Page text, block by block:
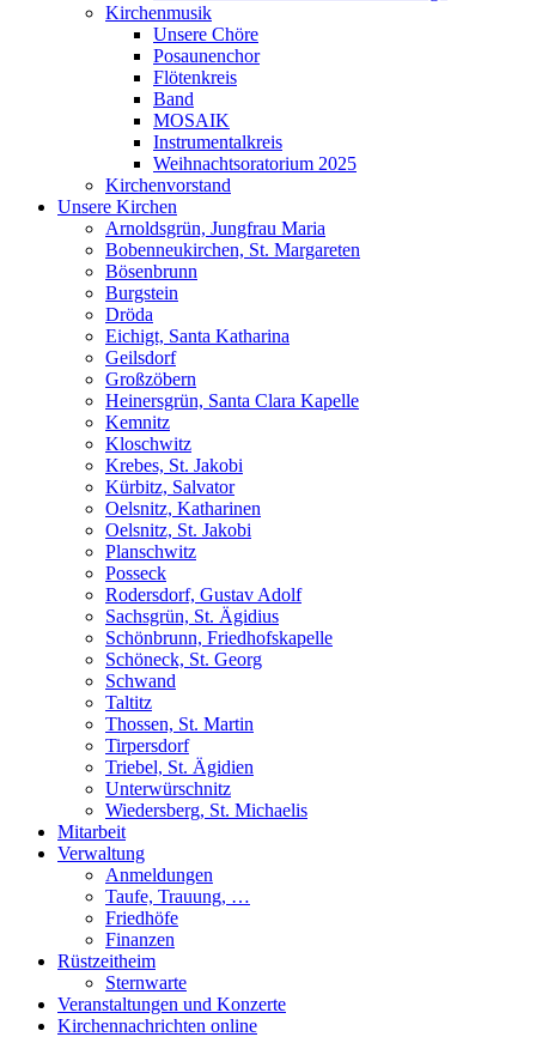
Kirchenmusik
Unsere Chöre
Posaunenchor
Flötenkreis
Band
MOSAIK
Instrumentalkreis
Weihnachtsoratorium 2025
Kirchenvorstand
Unsere Kirchen
Arnoldsgrün, Jungfrau Maria
Bobenneukirchen, St. Margareten
Bösenbrunn
Burgstein
Dröda
Eichigt, Santa Katharina
Geilsdorf
Großzöbern
Heinersgrün, Santa Clara Kapelle
Kemnitz
Kloschwitz
Krebes, St. Jakobi
Kürbitz, Salvator
Oelsnitz, Katharinen
Oelsnitz, St. Jakobi
Planschwitz
Posseck
Rodersdorf, Gustav Adolf
Sachsgrün, St. Ägidius
Schönbrunn, Friedhofskapelle
Schöneck, St. Georg
Schwand
Taltitz
Thossen, St. Martin
Tirpersdorf
Triebel, St. Ägidien
Unterwürschnitz
Wiedersberg, St. Michaelis
Mitarbeit
Verwaltung
Anmeldungen
Taufe, Trauung, …
Friedhöfe
Finanzen
Rüstzeitheim
Sternwarte
Veranstaltungen und Konzerte
Kirchennachrichten online